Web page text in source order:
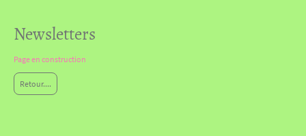
Newsletters
Page en construction
Retour....